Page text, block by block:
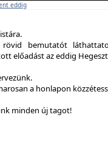
eddig
rövid bemutatót
előadást az eddig
a honlapon
minden új tagot!